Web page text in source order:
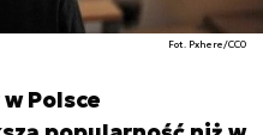
Fot. Pxhere/CC0
Polsce